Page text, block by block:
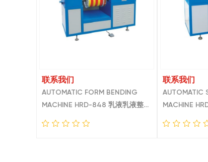
联系我们
AUTOMATIC FORM BENDING
MACHINE HRD-848 乳液乳液整经
机
联系我们
AUTOMATIC
MACHINE
机